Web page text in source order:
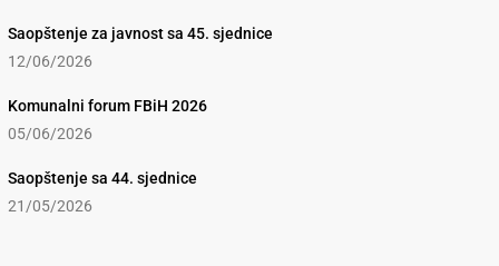
Saopštenje za javnost sa 45. sjednice
12/06/2026
Komunalni forum FBiH 2026
05/06/2026
Saopštenje sa 44. sjednice
21/05/2026